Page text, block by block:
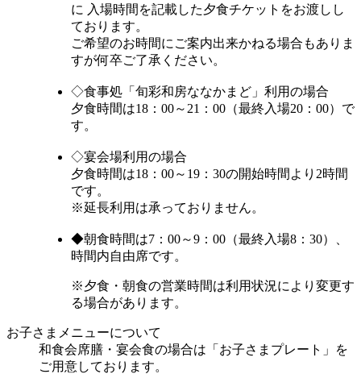
に 入場時間を記載した夕食チケットをお渡しし
ております。
ご希望のお時間にご案内出来かねる場合もありま
すが何卒ご了承ください。
◇食事処「旬彩和房ななかまど」利用の場合
夕食時間は18：00～21：00（最終入場20：00）で
す。
◇宴会場利用の場合
夕食時間は18：00～19：30の開始時間より2時間
です。
※延長利用は承っておりません。
◆朝食時間は7：00～9：00（最終入場8：30）、
時間内自由席です。
※夕食・朝食の営業時間は利用状況により変更す
る場合があります。
お子さまメニューについて
和食会席膳・宴会食の場合は「お子さまプレート」を
ご用意しております。